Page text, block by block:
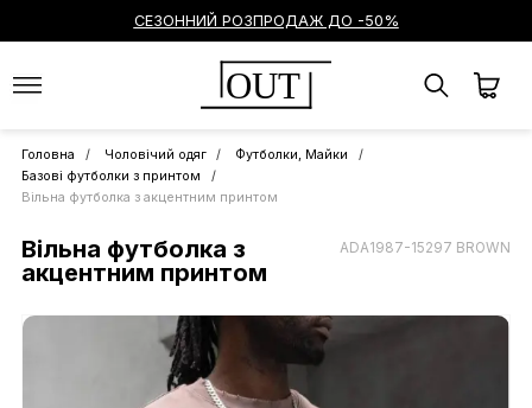
СЕЗОННИЙ РОЗПРОДАЖ ДО -50%
OUT
Головна Чоловічий одяг
Футболки, Майки
Базові футболки з принтом
Вільна футболка з акцентним принтом
Вільна футболка з
акцентним принтом
ADA1987-15297 BROWN